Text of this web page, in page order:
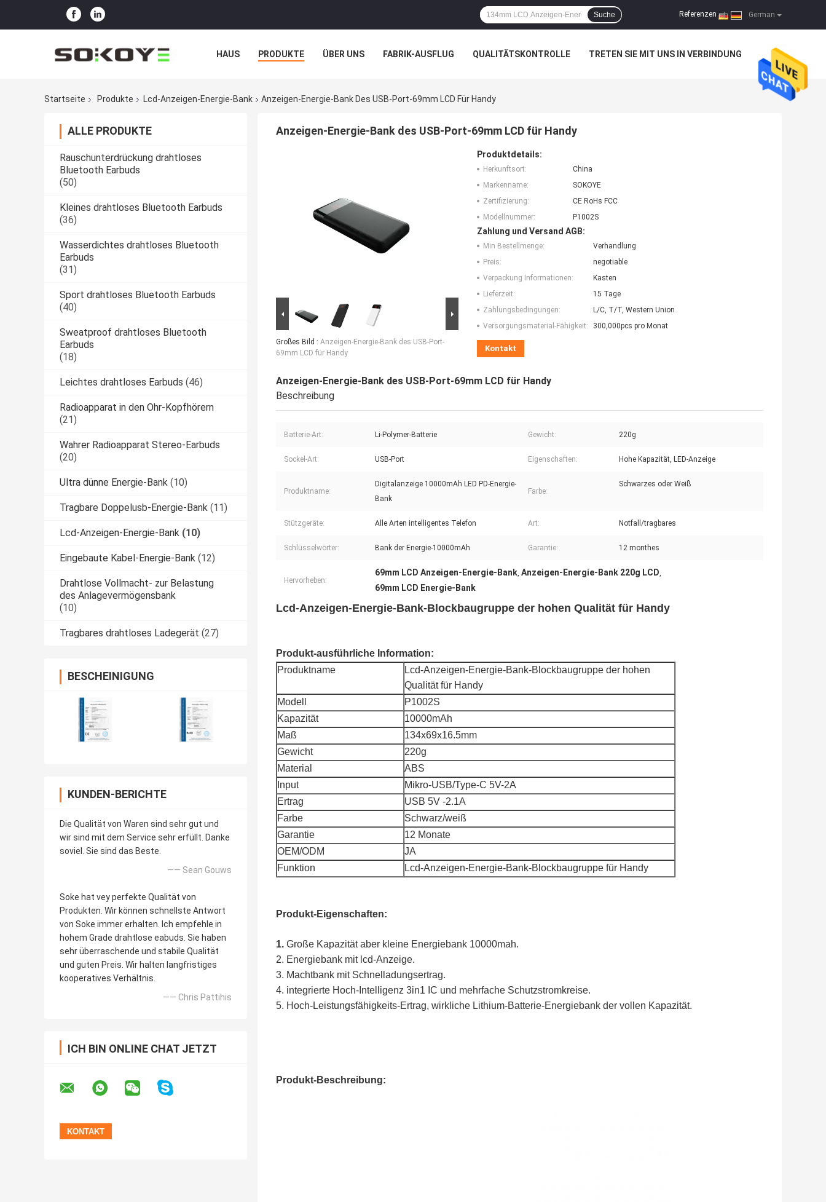
German
Referenzen |
Suche
HAUS PRODUKTE ÜBER UNS FABRIK-AUSFLUG QUALITÄTSKONTROLLE TRETEN SIE MIT UNS IN VERBINDUNG
Startseite
Produkte Lcd-Anzeigen-Energie-Bank Anzeigen-Energie-Bank Des USB-Port-69mm LCD Für Handy
ALLE PRODUKTE
Rauschunterdrückung drahtloses
Bluetooth Earbuds
(50)
Kleines drahtloses Bluetooth Earbuds
(36)
Wasserdichtes drahtloses Bluetooth
Earbuds
(31)
Sport drahtloses Bluetooth Earbuds
(40)
Sweatproof drahtloses Bluetooth
Earbuds
(18)
Leichtes drahtloses Earbuds (46)
Radioapparat in den Ohr-Kopfhörern
(21)
Wahrer Radioapparat Stereo-Earbuds
(20)
Ultra dünne Energie-Bank (10)
Tragbare Doppelusb-Energie-Bank (11)
Lcd-Anzeigen-Energie-Bank (10)
Eingebaute Kabel-Energie-Bank (12)
Drahtlose Vollmacht- zur Belastung
des Anlagevermögensbank
(10)
Tragbares drahtloses Ladegerät (27)
BESCHEINIGUNG
KUNDEN-BERICHTE
Die Qualität von Waren sind sehr gut und
wir sind mit dem Service sehr erfüllt. Danke
soviel. Sie sind das Beste.
—— Sean Gouws
Soke hat vey perfekte Qualität von
Produkten. Wir können schnellste Antwort
von Soke immer erhalten. Ich empfehle in
hohem Grade drahtlose eabuds. Sie haben
sehr überraschende und stabile Qualität
und guten Preis. Wir halten langfristiges
kooperatives Verhältnis.
—— Chris Pattihis
ICH BIN ONLINE CHAT JETZT
Anzeigen-Energie-Bank des USB-Port-69mm LCD für Handy
Großes Bild : Anzeigen-Energie-Bank des USB-Port-
69mm LCD für Handy
Produktdetails:
Herkunftsort:
China
Markenname:
SOKOYE
Zertifizierung:
CE RoHs FCC
Modellnummer:
P1002S
Zahlung und Versand AGB:
Min Bestellmenge:
Verhandlung
Preis:
negotiable
Verpackung Informationen:
Kasten
Lieferzeit:
15 Tage
Zahlungsbedingungen:
L/C, T/T, Western Union
Versorgungsmaterial-Fähigkeit:
300,000pcs pro Monat
Kontakt
Anzeigen-Energie-Bank des USB-Port-69mm LCD für Handy
Beschreibung
Batterie-Art: Li-Polymer-Batterie Gewicht: 220g
Sockel-Art: USB-Port Eigenschaften: Hohe Kapazität, LED-Anzeige
Produktname:
Digitalanzeige 10000mAh LED PD-Energie-
Bank
Farbe:
Schwarzes oder Weiß
Stützgeräte: Alle Arten intelligentes Telefon Art: Notfall/tragbares
Schlüsselwörter: Bank der Energie-10000mAh Garantie: 12 monthes
Hervorheben:
69mm LCD Anzeigen-Energie-Bank, Anzeigen-Energie-Bank 220g LCD,
69mm LCD Energie-Bank
Lcd-Anzeigen-Energie-Bank-Blockbaugruppe der hohen Qualität für Handy
Produkt-ausführliche Information:
Produktname
Lcd-Anzeigen-Energie-Bank-Blockbaugruppe der hohen
Qualität für Handy
Modell
P1002S
Kapazität
10000mAh
Maß
134x69x16.5mm
Gewicht
220g
Material
ABS
Input
Mikro-USB/Type-C 5V-2A
Ertrag
USB 5V -2.1A
Farbe
Schwarz/weiß
Garantie
12 Monate
OEM/ODM
JA
Funktion
Lcd-Anzeigen-Energie-Bank-Blockbaugruppe für Handy
Produkt-Eigenschaften:
1. Große Kapazität aber kleine Energiebank 10000mah.
2. Energiebank mit lcd-Anzeige.
3. Machtbank mit Schnelladungsertrag.
4. integrierte Hoch-Intelligenz 3in1 IC und mehrfache Schutzstromkreise.
5. Hoch-Leistungsfähigkeits-Ertrag, wirkliche Lithium-Batterie-Energiebank der vollen Kapazität.
Produkt-Beschreibung: